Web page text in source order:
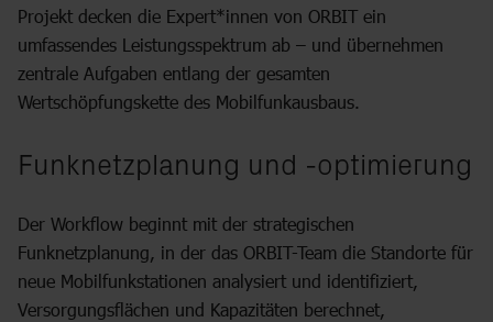
Projekt decken die Expert*innen von ORBIT ein
umfassendes Leistungsspektrum ab – und übernehmen
zentrale Aufgaben entlang der gesamten
Wertschöpfungskette des Mobilfunkausbaus.
Funknetzplanung und -optimierung
Der Workflow beginnt mit der strategischen
Funknetzplanung, in der das ORBIT-Team die Standorte für
neue Mobilfunkstationen analysiert und identifiziert,
Versorgungsflächen und Kapazitäten berechnet,